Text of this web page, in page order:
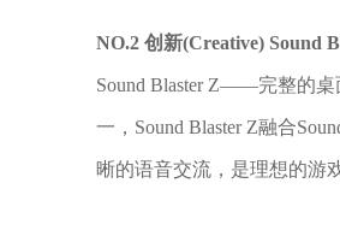
NO.2 创新(Creative) Sound
Sound Blaster Z——完整的桌
一，Sound Blaster Z融合
晰的语音交流，是理想的游